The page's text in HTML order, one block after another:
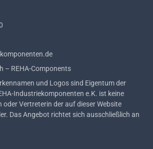
– REHA-Components
und Logos sind Eigentum der
Industriekomponenten e.K. ist keine
Vertreterin der auf dieser Website
Das Angebot richtet sich ausschließlich an